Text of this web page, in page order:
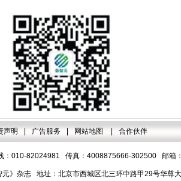
声明 广告服务 网站地图 合作伙伴
：010-82024981 传真：4008875666-302500 邮箱：
元》杂志 地址：北京市西城区北三环中路甲29号华尊